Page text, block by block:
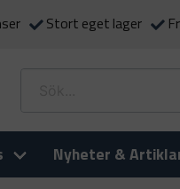
Stort eget lager
Nyheter &